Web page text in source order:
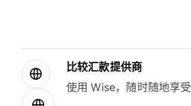
比较汇款提供商
使用 Wise，随时随地享受